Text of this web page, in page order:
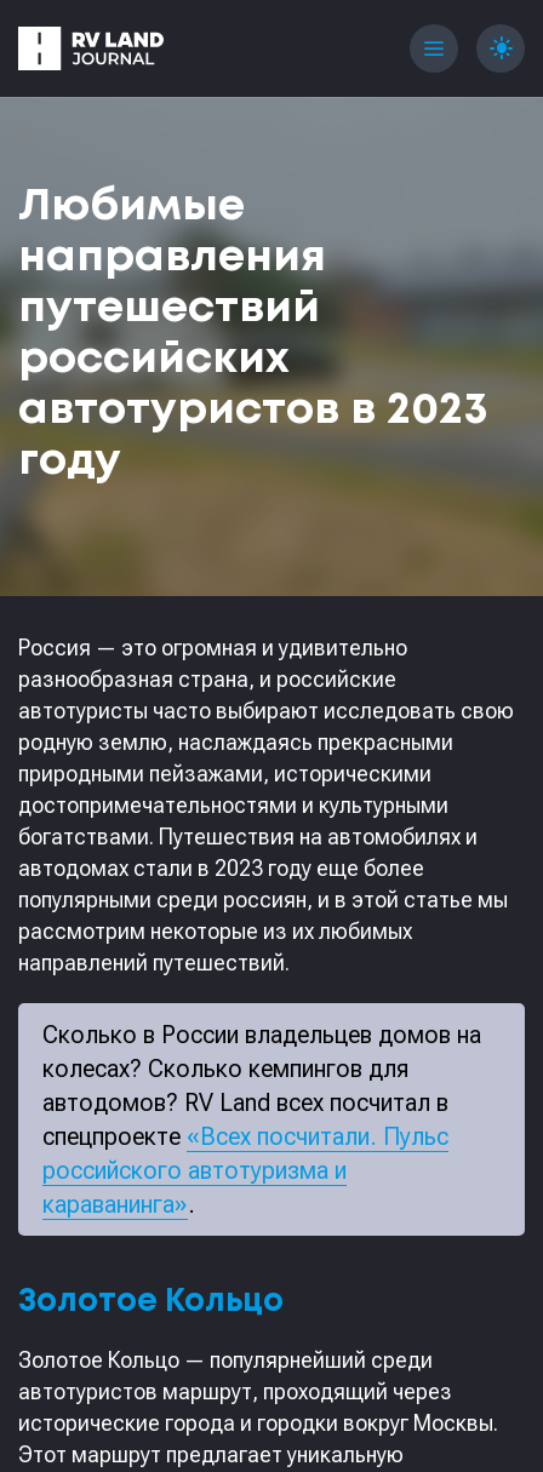
menu light_mode
Любимые
направления
путешествий
российских
автотуристов в 2023
году
Россия — это огромная и удивительно
разнообразная страна, и российские
автотуристы часто выбирают исследовать свою
родную землю, наслаждаясь прекрасными
природными пейзажами, историческими
достопримечательностями и культурными
богатствами. Путешествия на автомобилях и
автодомах стали в 2023 году еще более
популярными среди россиян, и в этой статье мы
рассмотрим некоторые из их любимых
направлений путешествий.
Сколько в России владельцев домов на
колесах? Сколько кемпингов для
автодомов? RV Land всех посчитал в
спецпроекте «Всех посчитали. Пульс
российского автотуризма и
караванинга».
Золотое Кольцо
Золотое Кольцо — популярнейший среди
автотуристов маршрут, проходящий через
исторические города и городки вокруг Москвы.
Этот маршрут предлагает уникальную